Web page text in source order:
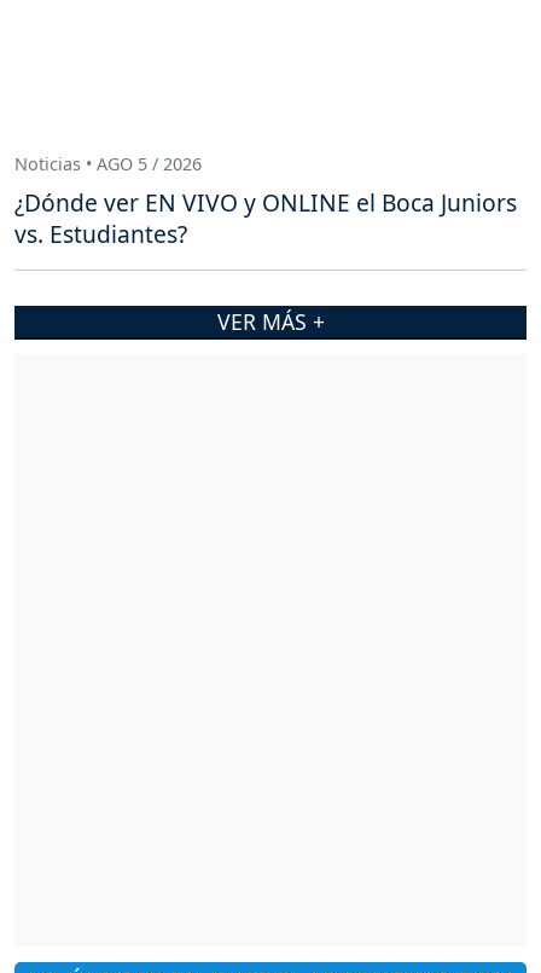
Noticias • AGO 5 / 2026
¿Dónde ver EN VIVO y ONLINE el Boca Juniors
vs. Estudiantes?
VER MÁS +